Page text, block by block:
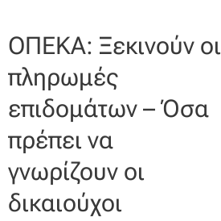
ΟΠΕΚΑ: Ξεκινούν οι
πληρωμές
επιδομάτων – Όσα
πρέπει να
γνωρίζουν οι
δικαιούχοι